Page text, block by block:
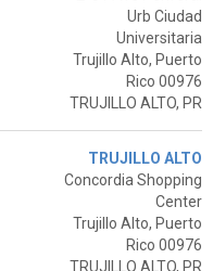
Urb Ciudad
Universitaria
Trujillo Alto, Puerto
Rico 00976
TRUJILLO ALTO, PR
TRUJILLO ALTO
Concordia Shopping
Center
Trujillo Alto, Puerto
Rico 00976
TRUJILLO ALTO, PR